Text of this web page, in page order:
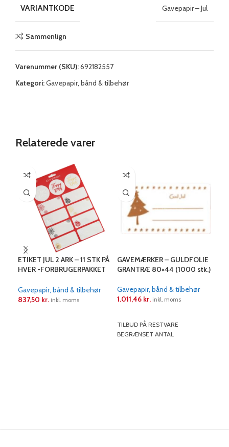
VARIANTKODE Gavepapir – Jul
Sammenlign
Varenummer (SKU):692182557
Kategori:Gavepapir, bånd & tilbehør
Relaterede varer
ETIKET JUL 2 ARK – 11 STK PÅ
HVER -FORBRUGERPAKKET
Gavepapir, bånd & tilbehør
837,50 kr. inkl. moms
GAVEMÆRKER – GULDFOLIE
GRANTRÆ 80×44 (1000 stk.)
Gavepapir, bånd & tilbehør
1.011,46 kr. inkl. moms
TILBUD PÅ RESTVARE
BEGRÆNSET ANTAL